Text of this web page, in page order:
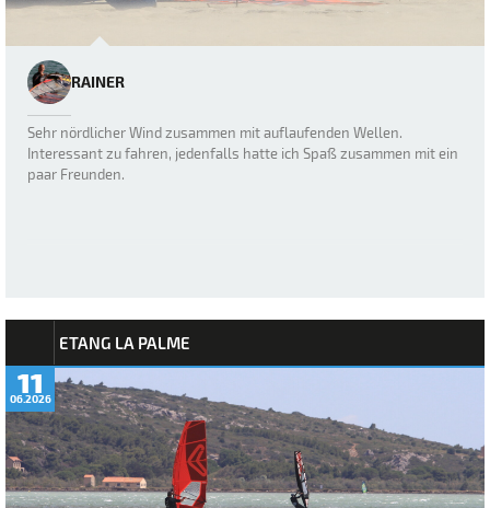
RAINER
Sehr nördlicher Wind zusammen mit auflaufenden Wellen.
Interessant zu fahren, jedenfalls hatte ich Spaß zusammen mit ein
paar Freunden.
ETANG LA PALME
11
06.2026